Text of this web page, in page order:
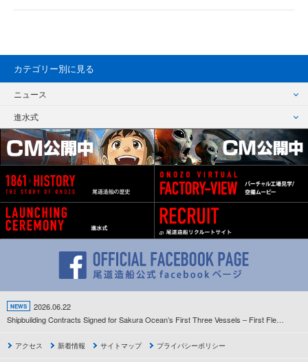
カテゴリー別に見る
ニュース
進水式
NEWS
2026.06.22
Shipbuilding Contracts Signed for Sakura Ocean’s First Three Vessels – First Fleet Development Project Since the Company’s Establishment Gets Underway –
アクセス 新着情報 サイトマップ プライバシーポリシー